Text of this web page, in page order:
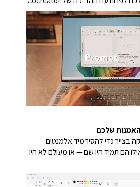
שלכם
בצייר כדי להסיר מיד אלמנטים
הם תמיד היו שם — או מעולם לא היו